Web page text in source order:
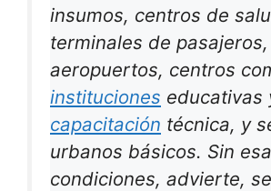
insumos, centros de
terminales de pasajeros,
aeropuertos, centros
instituciones educativas
capacitación técnica, y
urbanos básicos. Sin
condiciones, advierte,